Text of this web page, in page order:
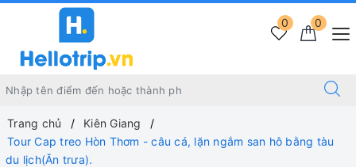
0
0
Trang chủ
Kiên Giang
Tour Cap treo Hòn Thơm - câu cá, lặn ngắm san hô bằng tàu
du lịch(Ăn trưa).